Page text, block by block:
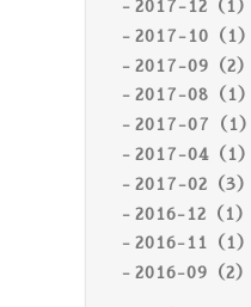
2017-12（1）
2017-10（1）
2017-09（2）
2017-08（1）
2017-07（1）
2017-04（1）
2017-02（3）
2016-12（1）
2016-11（1）
2016-09（2）